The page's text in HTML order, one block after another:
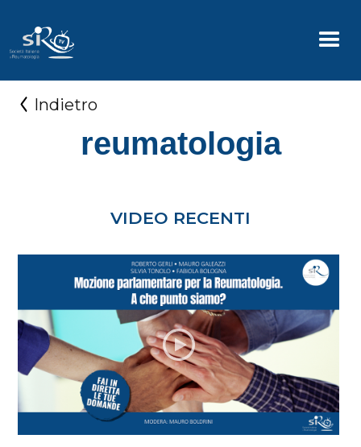
Indietro
reumatologia
VIDEO RECENTI